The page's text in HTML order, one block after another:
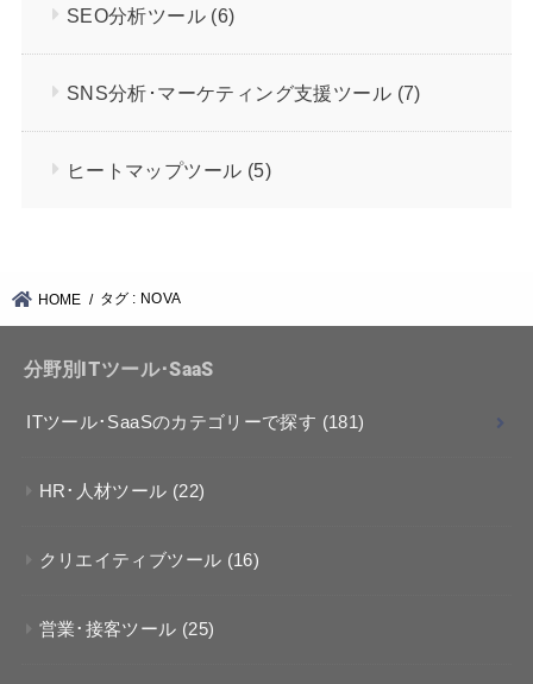
SEO分析ツール (6)
SNS分析･マーケティング支援ツール (7)
ヒートマップツール (5)
HOME タグ : NOVA
分野別ITツール･SaaS
ITツール･SaaSのカテゴリーで探す (181)
HR･人材ツール (22)
クリエイティブツール (16)
営業･接客ツール (25)